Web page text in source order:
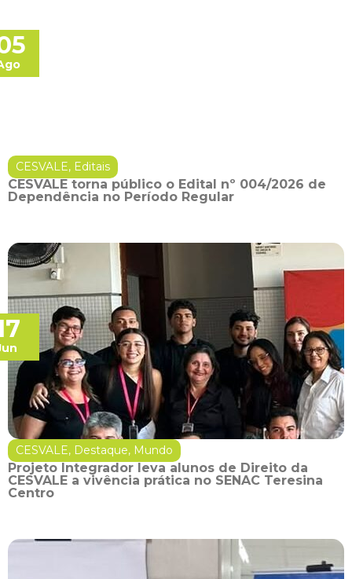
CESVALE, Editais
CESVALE torna público o Edital nº 004/2026 de
Dependência no Período Regular
CESVALE, Destaque, Mundo
Projeto Integrador leva alunos de Direito da
CESVALE a vivência prática no SENAC Teresina
Centro